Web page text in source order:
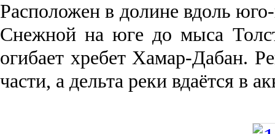
Рас­положен в долине вдоль
Снежной на юге до мыса
огибает хребет Хамар-Дабан.
части, а дельта реки вда­ётся в